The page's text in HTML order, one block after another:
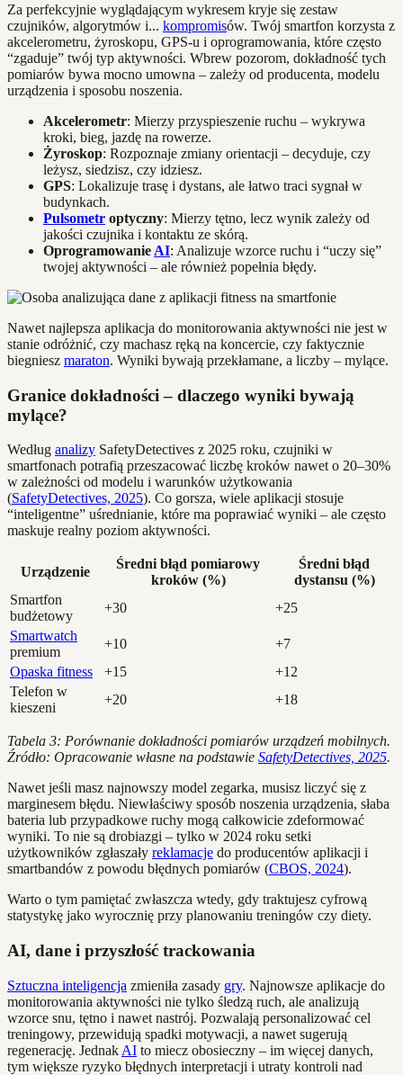
Za perfekcyjnie wyglądającym wykresem kryje się zestaw
czujników, algorytmów i... kompromisów. Twój smartfon korzysta z
akcelerometru, żyroskopu, GPS-u i oprogramowania, które często
“zgaduje” twój typ aktywności. Wbrew pozorom, dokładność tych
pomiarów bywa mocno umowna – zależy od producenta, modelu
urządzenia i sposobu noszenia.
Akcelerometr: Mierzy przyspieszenie ruchu – wykrywa
kroki, bieg, jazdę na rowerze.
Żyroskop: Rozpoznaje zmiany orientacji – decyduje, czy
leżysz, siedzisz, czy idziesz.
GPS: Lokalizuje trasę i dystans, ale łatwo traci sygnał w
budynkach.
Pulsometr optyczny: Mierzy tętno, lecz wynik zależy od
jakości czujnika i kontaktu ze skórą.
Oprogramowanie AI: Analizuje wzorce ruchu i “uczy się”
twojej aktywności – ale również popełnia błędy.
Nawet najlepsza aplikacja do monitorowania aktywności nie jest w
stanie odróżnić, czy machasz ręką na koncercie, czy faktycznie
biegniesz maraton. Wyniki bywają przekłamane, a liczby – mylące.
Granice dokładności – dlaczego wyniki bywają
mylące?
Według analizy SafetyDetectives z 2025 roku, czujniki w
smartfonach potrafią przeszacować liczbę kroków nawet o 20–30%
w zależności od modelu i warunków użytkowania
(SafetyDetectives, 2025). Co gorsza, wiele aplikacji stosuje
“inteligentne” uśrednianie, które ma poprawiać wyniki – ale często
maskuje realny poziom aktywności.
Urządzenie
Średni błąd pomiarowy
kroków (%)
Średni błąd
dystansu (%)
Smartfon
budżetowy
+30
+25
Smartwatch
premium
+10
+7
Opaska fitness
+15
+12
Telefon w
kieszeni
+20 +18
Tabela 3: Porównanie dokładności pomiarów urządzeń mobilnych.
Źródło: Opracowanie własne na podstawie SafetyDetectives, 2025.
Nawet jeśli masz najnowszy model zegarka, musisz liczyć się z
marginesem błędu. Niewłaściwy sposób noszenia urządzenia, słaba
bateria lub przypadkowe ruchy mogą całkowicie zdeformować
wyniki. To nie są drobiazgi – tylko w 2024 roku setki
użytkowników zgłaszały reklamacje do producentów aplikacji i
smartbandów z powodu błędnych pomiarów (CBOS, 2024).
Warto o tym pamiętać zwłaszcza wtedy, gdy traktujesz cyfrową
statystykę jako wyrocznię przy planowaniu treningów czy diety.
AI, dane i przyszłość trackowania
Sztuczna inteligencja zmieniła zasady gry. Najnowsze aplikacje do
monitorowania aktywności nie tylko śledzą ruch, ale analizują
wzorce snu, tętno i nawet nastrój. Pozwalają personalizować cel
treningowy, przewidują spadki motywacji, a nawet sugerują
regenerację. Jednak AI to miecz obosieczny – im więcej danych,
tym większe ryzyko błędnych interpretacji i utraty kontroli nad